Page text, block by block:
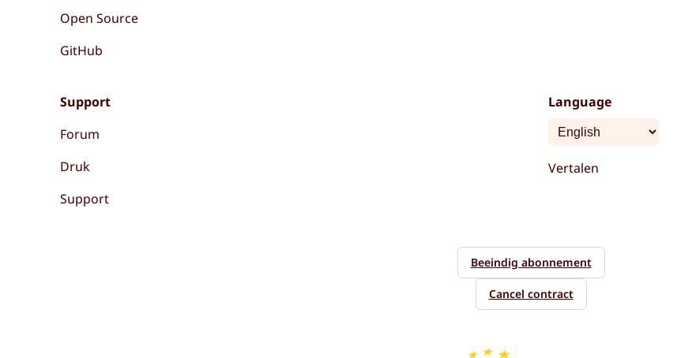
Open Source
GitHub
Support
Forum
Druk
Support
Language
Vertalen
Beeindig abonnement
Cancel contract